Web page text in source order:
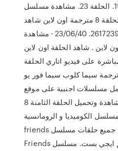
1904912. الحلقة 23. مشاهدة مسلسل Friends
الموسم الاول الحلقة 8 مترجمة اون لاين شاهد Friends
الحلقة 8 من.. 2617239. 23/06/40 · مشاهدة Friends
1 الحلقة 22 اون لاين . شاهد الحلقة اون لاين
على فيديو اتاري الحلقة
سيما كلوب سيما فور يو
مسلسلات اجنبية على موقع
المسلسلات المترجمة مشاهدة وتحميل الحلقة الثامنة 8
من مسلسل الكوميديا و الرومانسية
friends مترجمة مشاهدة جميع حلقات مسلسل
Friends الموسم الاول مترجم ايجي بست. مسلسل